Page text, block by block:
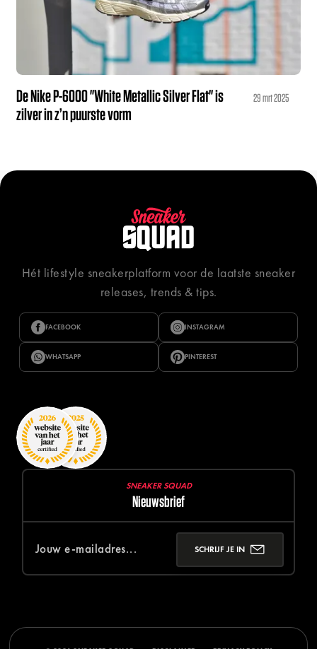
De Nike P-6000 "White Metallic Silver Flat" is
zilver in z’n puurste vorm
29 mrt 2025
Hét lifestyle sneakerplatform voor de laatste sneaker
releases, trends & tips.
FACEBOOK INSTAGRAM
WHATSAPP PINTEREST
SNEAKER SQUAD
Nieuwsbrief
SCHRIJF JE IN